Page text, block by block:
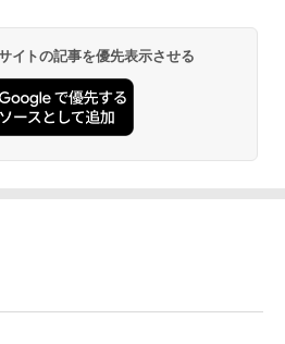
イトの記事を優先表示させる